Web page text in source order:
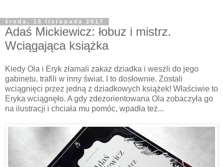
środa, 15 listopada 2017
Adaś Mickiewicz: łobuz i mistrz.
Wciągająca książka
Kiedy Ola i Eryk złamali zakaz dziadka i weszli do jego
gabinetu, trafili w inny świat. I to dosłownie. Zostali
wciągnięci przez jedną z dziadkowych książek! Właściwie to
Eryka wciągnęło. A gdy zdezorientowana Ola zobaczyła go
na ilustracji i chciała mu pomóc, wpadła też...